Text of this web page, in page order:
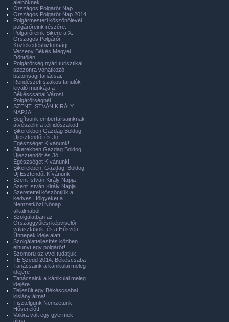
alelnöknek
Országos Polgárőr Nap
Országos Polgárőr Nap 2014
Polgármesteri köszönőlevél
polgárőreink részére.
Polgárőreink Sikere a X.
Országos Polgárőr
Közlekedésbiztonsági
Verseny Békés Megyei
Döntőjén.
Polgárőrség nyári turisztikai
szezonra vonatkozó
biztonsági tanácsai.
Rendészeti szakos tanulók
kiváló munkája a
Békéscsabai Városi
Polgárőrségnél
SZENT ISTVÁN KIRÁLY
NAPJA
Segítsünk embertársainknak
átvészelni a téli időszakot!
Sikerekben Gazdag Boldog
Újesztendőt és Jó
Egészséget Kívánunk!
Sikerekben Gazdag Boldog
Újesztendőt és Jó
Egészséget Kívánunk!
Sikerekben, Gazdag, Boldog
Új Esztendőt Kívánunk!
Szent István Király Napja
Szent István Király Napja
Szeretettel köszöntjük a
kedves Hölgyeket a
Nemzetközi Nőnap
alkalmából!
Szolgálatban az
Országgyűlési képviselői
választások, és a Húsvéti
Ünnepek ideje alatt.
Szolgálatteljesítés közben
elhunyt egy polgárőr!
Szomorú szívvel tudatjuk!
TE Szedd 2014. Békéscsaba
Tanácsaink a kánikulai meleg
idejére
Tanácsaink a kánikulai meleg
idejére
Teljesült egy Békéscsabai
kislány álma!
Tisztelgünk Nemzetünk
Hősei előtt!
Valóra vált egy gyermek